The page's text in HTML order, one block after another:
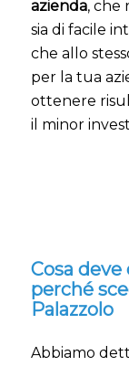
azienda, che
sia di facile
che allo
per la tua
ottenere
il minor
Cosa
perché
Palazzolo
Abbiamo